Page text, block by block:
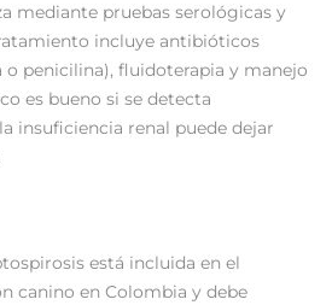
mediante pruebas serológicas y
incluye antibióticos
o penicilina), fluidoterapia y manejo
es bueno si se detecta
insuficiencia renal puede dejar
está incluida en el
canino en Colombia y debe